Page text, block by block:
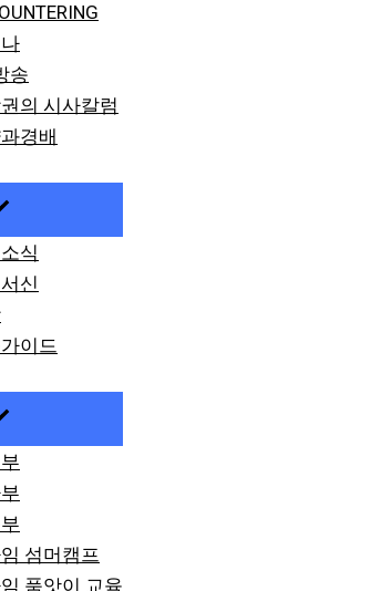
송
의 시사칼럼
경배
식
신
이드
섬머캠프
품앗이 교육